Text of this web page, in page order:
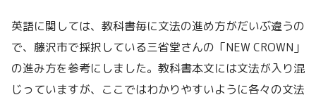
英語に関しては、教科書毎に文法の進め方がだいぶ違うの
で、藤沢市で採択している三省堂さんの「NEW CROWN」
の進み方を参考にしました。教科書本文には文法が入り混
じっていますが、ここではわかりやすいように各々の文法